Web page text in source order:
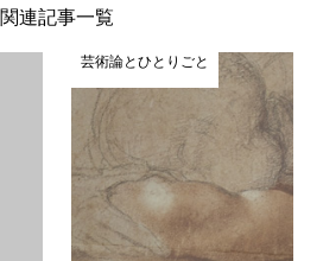
関連記事一覧
芸術論とひとりごと